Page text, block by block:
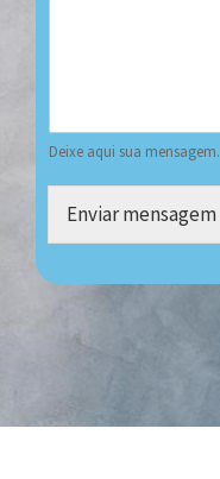
Deixe aqui sua mensagem.
Enviar mensagem